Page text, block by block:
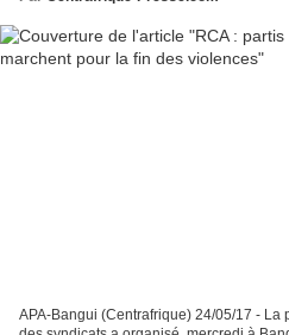
APA-Bangui (Centrafrique) 24/05/17 - La